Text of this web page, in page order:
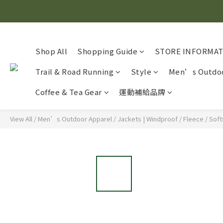
Shop All Shopping Guide STORE
Trail & Road Running
Style Men’s
Coffee & Tea Gear
運動補給品牌
View All / Men’s Outdoor Apparel / Jackets | Windproof / Fleece /